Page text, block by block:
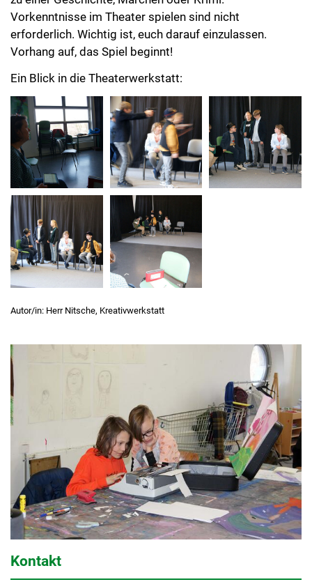
Vorkenntnisse im Theater spielen sind nicht
erforderlich. Wichtig ist, euch darauf einzulassen.
Vorhang auf, das Spiel beginnt!
Ein Blick in die Theaterwerkstatt:
Autor/in: Herr Nitsche, Kreativwerkstatt
Kontakt